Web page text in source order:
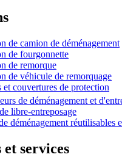
de camion de déménagement
de fourgonnette
de remorque
de véhicule de remorquage
et couvertures de protection
de déménagement et
libre-entreposage
déménagement réutilisables
services